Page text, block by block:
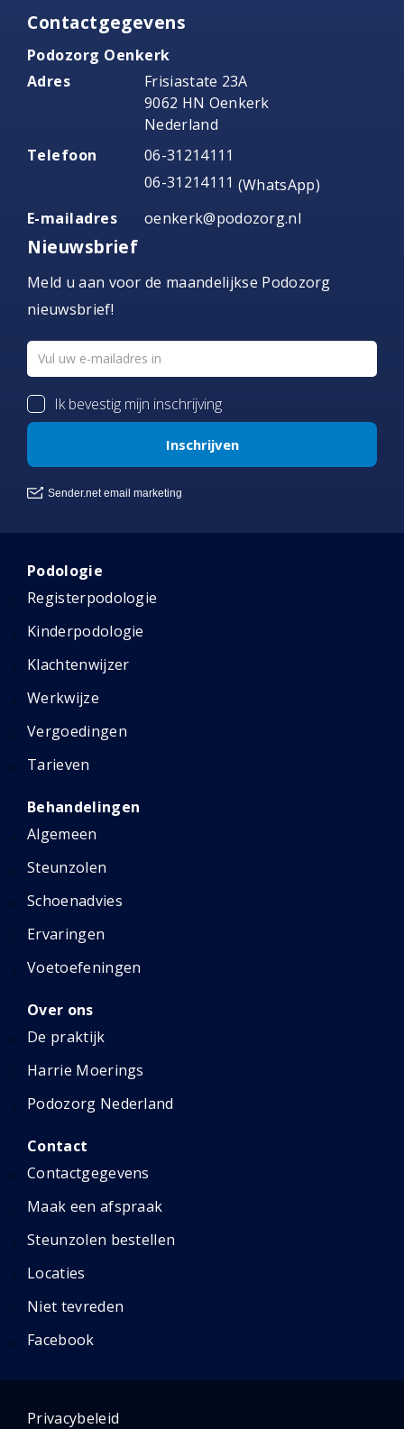
Contactgegevens
Podozorg Oenkerk
Adres
Frisiastate 23A
9062 HN Oenkerk
Nederland
Telefoon
06-31214111
06-31214111 (WhatsApp)
E-mailadres
oenkerk@podozorg.nl
Nieuwsbrief
Meld u aan voor de maandelijkse Podozorg
nieuwsbrief!
Podologie
Registerpodologie
Kinderpodologie
Klachtenwijzer
Werkwijze
Vergoedingen
Tarieven
Behandelingen
Algemeen
Steunzolen
Schoenadvies
Ervaringen
Voetoefeningen
Over ons
De praktijk
Harrie Moerings
Podozorg Nederland
Contact
Contactgegevens
Maak een afspraak
Steunzolen bestellen
Locaties
Niet tevreden
Facebook
Privacybeleid